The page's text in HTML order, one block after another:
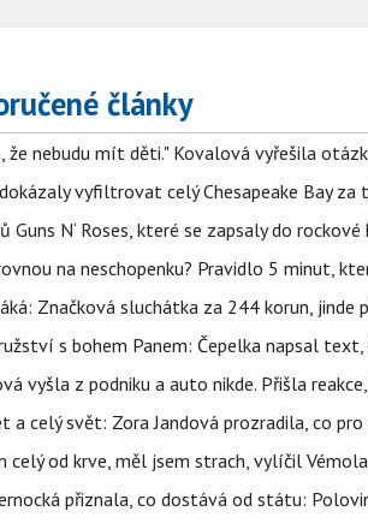
články
že nebudu mít děti." Kovalová vyřešila
vyfiltrovat celý Chesapeake Bay za
Guns N‘ Roses, které se zapsaly do
na neschopenku? Pravidlo 5 minut,
Značková sluchátka za 244 korun,
s bohem Panem: Čepelka napsal
vyšla z podniku a auto nikde. Přišla
a celý svět: Zora Jandová prozradila, co
celý od krve, měl jsem strach, vylíčil
přiznala, co dostává od státu: